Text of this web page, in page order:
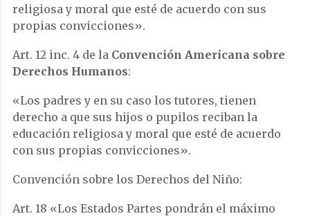
religiosa y moral que esté de acuerdo con sus
propias convicciones».
Art. 12 inc. 4 de la Convención Americana sobre
Derechos Humanos:
«Los padres y en su caso los tutores, tienen
derecho a que sus hijos o pupilos reciban la
educación religiosa y moral que esté de acuerdo
con sus propias convicciones».
Convención sobre los Derechos del Niño:
Art. 18 «Los Estados Partes pondrán el máximo